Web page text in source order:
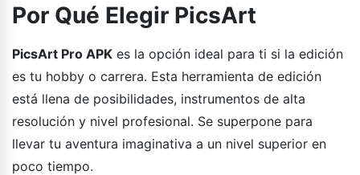
Por Qué Elegir PicsArt
PicsArt Pro APK es la opción ideal para ti si la edición
es tu hobby o carrera. Esta herramienta de edición
está llena de posibilidades, instrumentos de alta
resolución y nivel profesional. Se superpone para
llevar tu aventura imaginativa a un nivel superior en
poco tiempo.